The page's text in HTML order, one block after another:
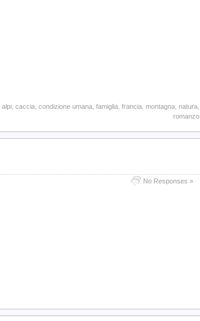
alpi caccia condizione umana famiglia francia montagna natura
romanzo
No Responses »